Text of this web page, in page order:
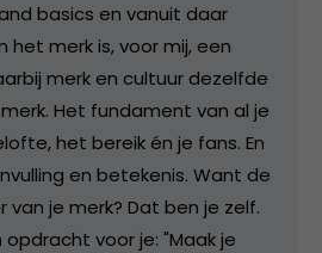
basics en vanuit daar
het merk is, voor mij, een
merk en cultuur dezelfde
Het fundament van al je
het bereik én je fans. En
en betekenis. Want de
je merk? Dat ben je zelf.
voor je: "Maak je